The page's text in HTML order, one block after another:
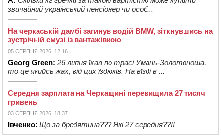
звичайний український пенсіонер чи особ...
На черкаській дамбі загинув водій BMW, зіткнувшись на
зустрічній смузі із вантажівкою
05 СЕРПНЯ 2026, 12:16
Georg Green: 26 липня їхав по трасі Умань-Золотоноша,
то це якийсь жах, від цих їздюків. На вїзді в ...
Середня зарплата на Черкащині перевищила 27 тисяч
гривень
03 СЕРПНЯ 2026, 18:37
Івченко: Що за бредятина??? Які 27 середня??!!